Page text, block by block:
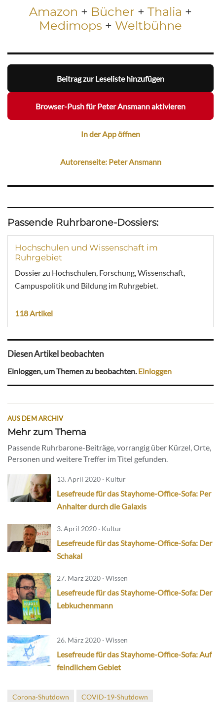
Amazon + Bücher + Thalia +
Medimops + Weltbühne
Beitrag zur Leseliste hinzufügen
Browser-Push für Peter Ansmann aktivieren
In der App öffnen
Autorenseite: Peter Ansmann
Passende Ruhrbarone-Dossiers:
Hochschulen und Wissenschaft im
Ruhrgebiet
Dossier zu Hochschulen, Forschung, Wissenschaft,
Campuspolitik und Bildung im Ruhrgebiet.
118 Artikel
Diesen Artikel beobachten
Einloggen, um Themen zu beobachten.Einloggen
AUS DEM ARCHIV
Mehr zum Thema
Passende Ruhrbarone-Beiträge, vorrangig über Kürzel, Orte,
Personen und weitere Treffer im Titel gefunden.
13. April 2020 · Kultur
Lesefreude für das Stayhome-Office-Sofa: Per
Anhalter durch die Galaxis
3. April 2020 · Kultur
Lesefreude für das Stayhome-Office-Sofa: Der
Schakal
27. März 2020 · Wissen
Lesefreude für das Stayhome-Office-Sofa: Der
Lebkuchenmann
26. März 2020 · Wissen
Lesefreude für das Stayhome-Office-Sofa: Auf
feindlichem Gebiet
Corona-Shutdown
COVID-19-Shutdown